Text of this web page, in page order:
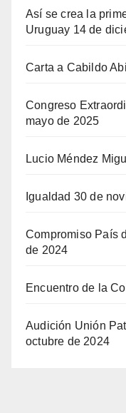
Así se crea la
Uruguay 14 de
Carta a Cabildo
Congreso
mayo de 2025
Lucio Méndez
Igualdad 30 de
Compromiso País
de 2024
Encuentro de la
Audición Unión
octubre de 2024